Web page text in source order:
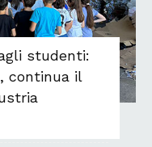
studenti:
continua il